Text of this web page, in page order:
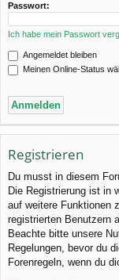
Passwort:
Ich habe mein Passwort
Angemeldet bleiben
Meinen Online-Status
Registrieren
Du musst in diesem
Die Registrierung ist in
auf weitere Funktionen
registrierten Benutzern
Beachte bitte unsere
Regelungen, bevor du
Forenregeln, wenn du